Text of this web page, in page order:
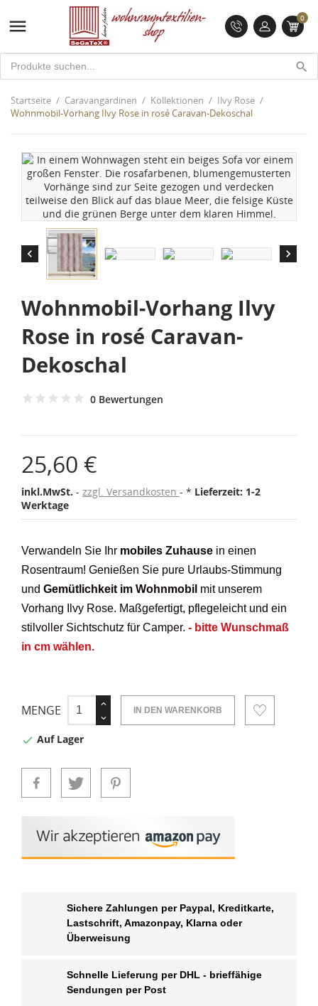
 0
search
Startseite Caravangardinen Kollektionen
Ilvy Rose
Wohnmobil-Vorhang Ilvy Rose in rosé Caravan-Dekoschal
 
Wohnmobil-Vorhang Ilvy
Rose in rosé Caravan-
Dekoschal
0 Bewertungen
25,60 €
inkl.MwSt. zzgl. Versandkosten * Lieferzeit: 1-2
Werktage
Verwandeln Sie Ihr mobiles Zuhause in einen
Rosentraum! Genießen Sie pure Urlaubs-Stimmung
und Gemütlichkeit im Wohnmobil mit unserem
Vorhang Ilvy Rose. Maßgefertigt, pflegeleicht und ein
stilvoller Sichtschutz für Camper. - bitte Wunschmaß
in cm wählen.
MENGE IN DEN WARENKORB
 Auf Lager
Sichere Zahlungen per Paypal, Kreditkarte,
Lastschrift, Amazonpay, Klarna oder
Überweisung
Schnelle Lieferung per DHL - brieffähige
Sendungen per Post